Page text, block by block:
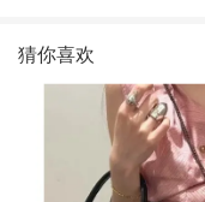
猜你喜欢